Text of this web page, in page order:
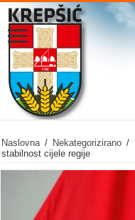
Naslovna / Nekategorizirano /
stabilnost cijele regije